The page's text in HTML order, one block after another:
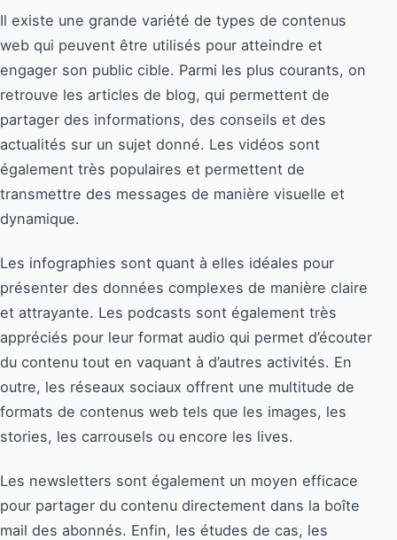
Il existe une grande variété de types de contenus
web qui peuvent être utilisés pour atteindre et
engager son public cible. Parmi les plus courants, on
retrouve les articles de blog, qui permettent de
partager des informations, des conseils et des
actualités sur un sujet donné. Les vidéos sont
également très populaires et permettent de
transmettre des messages de manière visuelle et
dynamique.
Les infographies sont quant à elles idéales pour
présenter des données complexes de manière claire
et attrayante. Les podcasts sont également très
appréciés pour leur format audio qui permet d’écouter
du contenu tout en vaquant à d’autres activités. En
outre, les réseaux sociaux offrent une multitude de
formats de contenus web tels que les images, les
stories, les carrousels ou encore les lives.
Les newsletters sont également un moyen efficace
pour partager du contenu directement dans la boîte
mail des abonnés. Enfin, les études de cas, les